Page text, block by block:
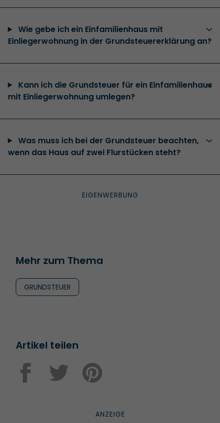
Wie gebe ich ein Einfamilienhaus mit
Einliegerwohnung in der Grundsteuererklärung an?
Kann ich die Grundsteuer für ein Einfamilienhaus
mit Einliegerwohnung umlegen?
Was muss ich bei der Grundsteuer beachten,
wenn das Haus auf zwei Flurstücken steht?
Mehr zum Thema
GRUNDSTEUER
Artikel teilen